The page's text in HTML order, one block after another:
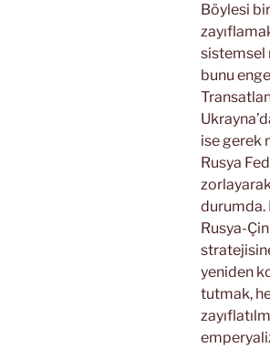
Böylesi
sistemsel
bunu
ise gerek
Rusya
durumda.
Rusya-
yeniden
tutmak,